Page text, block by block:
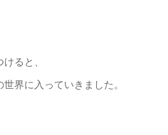
ると、
界に入っていきました。